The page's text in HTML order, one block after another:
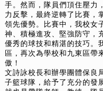
手。然而，隊員們頂住壓力
力反擊，最終逆轉了比賽，
領先優勢。比賽中，我校女
神、積極進攻、堅強防守，
優秀的球技和精湛的技巧。
區，再次為學校和九東區帶
傲！
文詩詠校長和辦學團體保良
子籃球隊，給予了充分的發